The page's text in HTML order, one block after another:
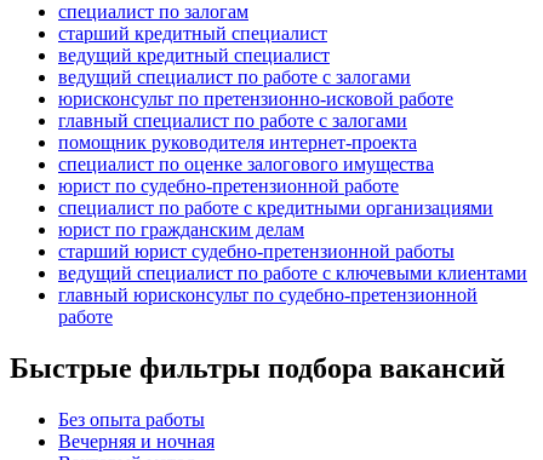
специалист по залогам
старший кредитный специалист
ведущий кредитный специалист
ведущий специалист по работе с залогами
юрисконсульт по претензионно-исковой работе
главный специалист по работе с залогами
помощник руководителя интернет-проекта
специалист по оценке залогового имущества
юрист по судебно-претензионной работе
специалист по работе с кредитными организациями
юрист по гражданским делам
старший юрист судебно-претензионной работы
ведущий специалист по работе с ключевыми клиентами
главный юрисконсульт по судебно-претензионной
работе
Быстрые фильтры подбора вакансий
Без опыта работы
Вечерняя и ночная